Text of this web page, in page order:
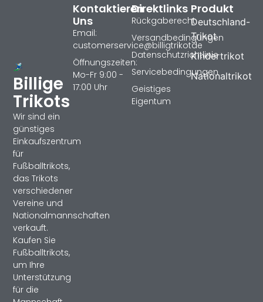
Billige
Trikots
Wir sind ein
günstiges
Einkaufszentrum
für
Fußballtrikots,
das Trikots
verschiedener
Vereine und
Nationalmannschaften
verkauft.
Kaufen Sie
Fußballtrikots,
um Ihre
Unterstützung
für die
Produkt
Deutschland-
Trikot
Kindertrikot
Nationaltrikot
Direktlinks
Rückgaberecht
Versandbedingungen
Datenschutzrichtlinie
Servicebedingungen
Geistiges
Eigentum
Kontaktieren
Uns
Email:
customerservice@billigtrikotde
Öffnungszeiten:
Mo-Fr 9:00 -
17:00 Uhr